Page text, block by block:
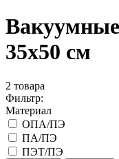
35x50 см
2 товара
Фильтр:
Материал
ОПА/ПЭ
ПА/ПЭ
ПЭТ/ПЭ